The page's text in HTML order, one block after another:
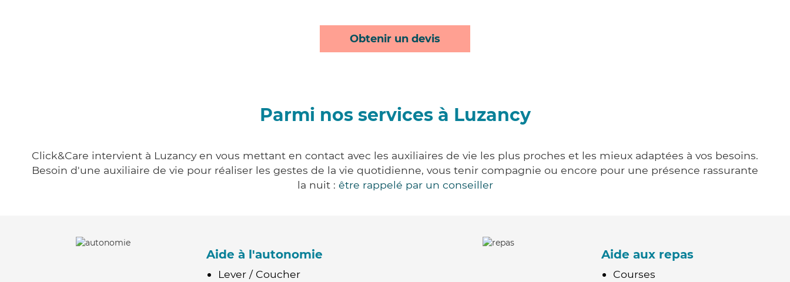
Obtenir un devis
Parmi nos services à Luzancy
Click&Care intervient à Luzancy en vous mettant en contact avec les auxiliaires de vie les plus proches et les mieux adaptées à vos besoins.
Besoin d'une auxiliaire de vie pour réaliser les gestes de la vie quotidienne, vous tenir compagnie ou encore pour une présence rassurante
la nuit : être rappelé par un conseiller
Aide à l'autonomie
Lever / Coucher
Aide aux repas
Courses